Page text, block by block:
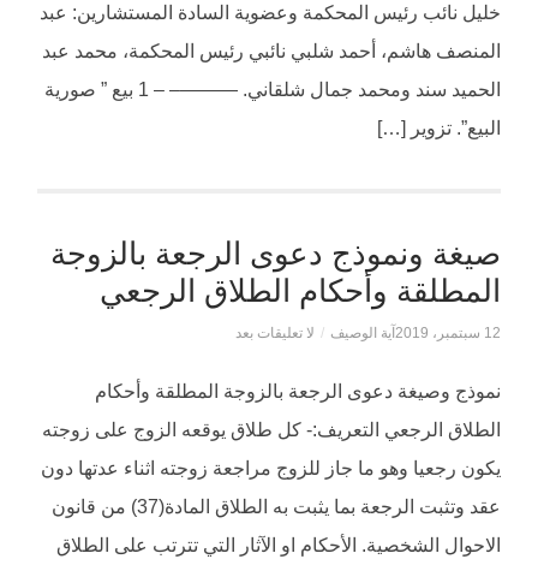
خليل نائب رئيس المحكمة وعضوية السادة المستشارين: عبد
المنصف هاشم، أحمد شلبي نائبي رئيس المحكمة، محمد عبد
الحميد سند ومحمد جمال شلقاني. ———– – 1 بيع ” صورية
البيع”. تزوير […]
صيغة ونموذج دعوى الرجعة بالزوجة
المطلقة وأحكام الطلاق الرجعي
12 سبتمبر، 2019 آية الوصيف / لا تعليقات بعد
نموذج وصيغة دعوى الرجعة بالزوجة المطلقة وأحكام
الطلاق الرجعي التعريف:- كل طلاق يوقعه الزوج على زوجته
يكون رجعيا وهو ما جاز للزوج مراجعة زوجته اثناء عدتها دون
عقد وتثبت الرجعة بما يثبت به الطلاق المادة(37) من قانون
الاحوال الشخصية. الأحكام او الآثار التي تترتب على الطلاق